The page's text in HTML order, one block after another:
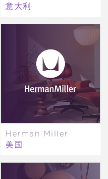
意大利
Herman Miller
美国